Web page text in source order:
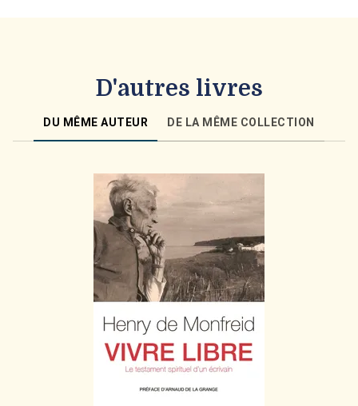
D'autres livres
DU MÊME AUTEUR DE LA MÊME COLLECTION